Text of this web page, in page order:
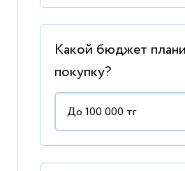
Какой бюджет
покупку?